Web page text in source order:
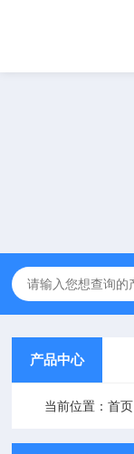
产品中心
当前位置：首页